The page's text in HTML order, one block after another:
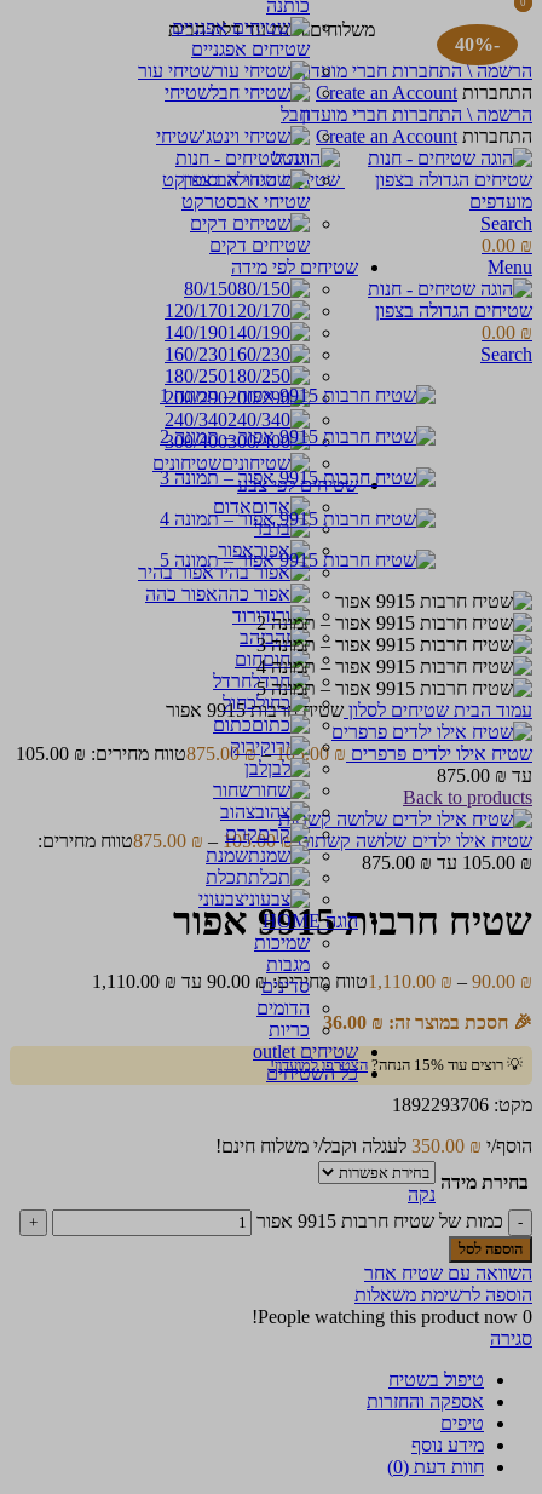
משלוחים חינם עד דלת הבית
הרשמה \ התחברות חברי מועדון
התחברות Create an Account
הרשמה \ התחברות חברי מועדון
התחברות Create an Account
מועדפים
Search
0
0.00 ₪
Menu
0
0.00 ₪
Search
כותנה
שטיחים אפגניים
שטיחי עור
שטיחי
חבל
שטיחי
וינטג'
שטיחי אבסטרקט
שטיחים דקים
שטיחים לפי מידה
80/150
120/170
140/190
160/230
180/250
200/290
240/340
300/400
שטיחונים
שטיחים לפי צבע
אדום
בז'
אפור
אפור בהיר
אפור כהה
ורוד
זהב
חום
חרדל
כחול
כתום
ירוק
לבן
שחור
צהוב
קרם
שמנת
תכלת
צבעוני
הוגה HOME
שמיכות
מגבות
סדינים
הדומים
כריות
שטיחים outlet
כל השטיחים
-40%
עמוד הבית שטיחים לסלון שטיח חרבות 9915 אפור
שטיח אילו ילדים פרפרים 105.00 ₪
–
875.00₪
עד ⁦875.00 ₪⁩
Back to products
שטיח אילו ילדים שלושה קשתות 105.00₪
–
875.00 ₪
טווח מחירים:
שטיח חרבות 9915 אפור
90.00 ₪
–
1,110.00 ₪
טווח מחירים: ⁦90.00 ₪⁩ עד ⁦1,110.00 ₪⁩
🎉 חסכת במוצר זה:
36.00 ₪
💡 רוצים עוד 15% הנחה? הצטרפו למועדון!
מקט: 1892293706
הוסף/י
350.00 ₪
לעגלה וקבל/י משלוח חינם!
בחירת מידה
נקה
כמות של שטיח חרבות 9915 אפור
הוספה לסל
השוואה עם שטיח אחר
הוספה לרשימת משאלות
0
People watching this product now!
סגירה
טיפול בשטיח
אספקה והחזרות
טיפים
מידע נוסף
חוות דעת (0)